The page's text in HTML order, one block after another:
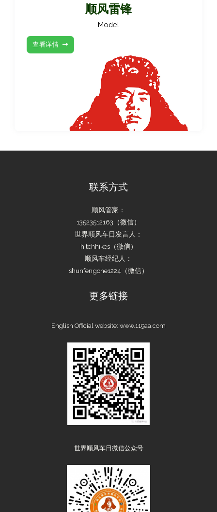
顺风雷锋
Model
查看详情
联系方式
顺风管家：
13523512163（微信）
世界顺风车日发言人：
hitchhikes（微信）
顺风车经纪人：
shunfengche1224（微信）
更多链接
English Official website: www.119aa.com
世界顺风车日微信公众号